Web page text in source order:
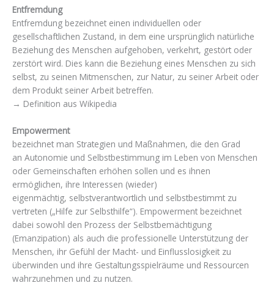
Entfremdung
Entfremdung bezeichnet einen individuellen oder
gesellschaftlichen Zustand, in dem eine ursprünglich natürliche
Beziehung des Menschen aufgehoben, verkehrt, gestört oder
zerstört wird. Dies kann die Beziehung eines Menschen zu sich
selbst, zu seinen Mitmenschen, zur Natur, zu seiner Arbeit oder
dem Produkt seiner Arbeit betreffen.
→ Definition aus Wikipedia
Empowerment
bezeichnet man Strategien und Maßnahmen, die den Grad
an Autonomie und Selbstbestimmung im Leben von Menschen
oder Gemeinschaften erhöhen sollen und es ihnen
ermöglichen, ihre Interessen (wieder)
eigenmächtig, selbstverantwortlich und selbstbestimmt zu
vertreten („Hilfe zur Selbsthilfe“). Empowerment bezeichnet
dabei sowohl den Prozess der Selbstbemächtigung
(Emanzipation) als auch die professionelle Unterstützung der
Menschen, ihr Gefühl der Macht- und Einflusslosigkeit zu
überwinden und ihre Gestaltungsspielräume und Ressourcen
wahrzunehmen und zu nutzen.